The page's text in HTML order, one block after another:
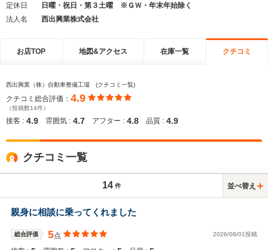
定休日
日曜・祝日・第３土曜 ※ＧＷ・年末年始除く
法人名
西出興業株式会社
お店TOP 地図&アクセス 在庫一覧 クチコミ
西出興業（株）自動車整備工場 (クチコミ一覧)
クチコミ総合評価： 4.9
（投稿数14件）
接客 : 4.9 雰囲気 : 4.7 アフター : 4.8 品質 : 4.9
クチコミ一覧
14 件 並べ替え
親身に相談に乗ってくれました
総合評価 5点 2026/08/01投稿